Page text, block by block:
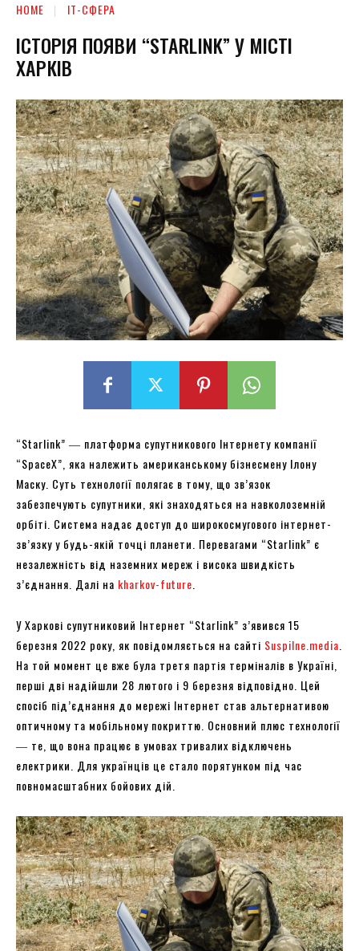
HOME ІТ-СФЕРА
ІСТОРІЯ ПОЯВИ “STARLINK” У МІСТІ
ХАРКІВ
“Starlink” ― платформа супутникового Інтернету компанії
“SpaceX”, яка належить американському бізнесмену Ілону
Маску. Суть технології полягає в тому, що зв’язок
забезпечують супутники, які знаходяться на навколоземній
орбіті. Система надає доступ до широкосмугового інтернет-
зв’язку у будь-якій точці планети. Перевагами “Starlink” є
незалежність від наземних мереж і висока швидкість
з’єднання. Далі на kharkov-future
У Харкові супутниковий Інтернет “Starlink” з’явився 15
березня 2022 року, як повідомляється на сайті Suspilne.media
На той момент це вже була третя партія терміналів в Україні,
перші дві надійшли 28 лютого і 9 березня відповідно. Цей
спосіб під’єднання до мережі Інтернет став альтернативою
оптичному та мобільному покриттю. Основний плюс технології
― те, що вона працює в умовах тривалих відключень
електрики. Для українців це стало порятунком під час
повномасштабних бойових дій.